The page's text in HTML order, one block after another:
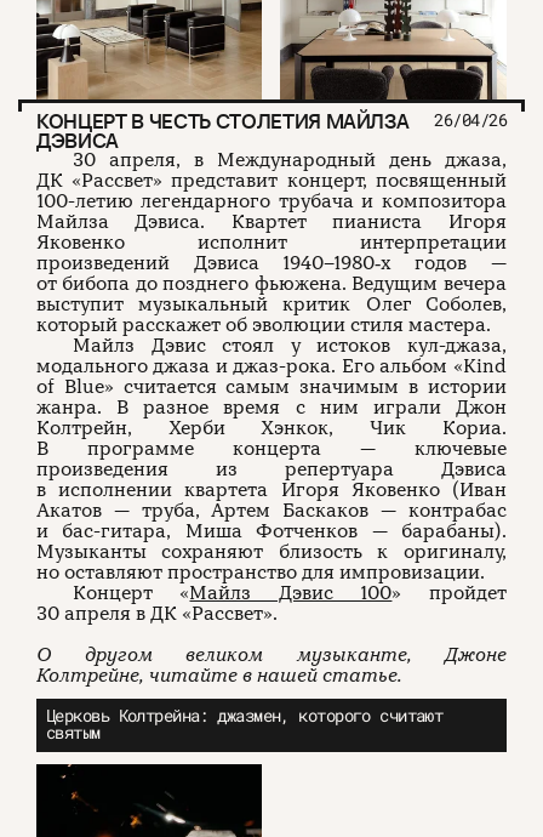
КОНЦЕРТ В ЧЕСТЬ СТОЛЕТИЯ МАЙЛЗА
ДЭВИСА
26/04/26
30 апреля, в Международный день джаза,
ДК «Рассвет» представит концерт, посвященный
100-летию легендарного трубача и композитора
Майлза Дэвиса. Квартет пианиста Игоря
Яковенко исполнит интерпретации
произведений Дэвиса 1940–1980‑х годов —
от бибопа до позднего фьюжена. Ведущим вечера
выступит музыкальный критик Олег Соболев,
который расскажет об эволюции стиля мастера.
Майлз Дэвис стоял у истоков кул-джаза,
модального джаза и джаз-рока. Его альбом «Kind
of Blue» считается самым значимым в истории
жанра. В разное время с ним играли Джон
Колтрейн, Херби Хэнкок, Чик Кориа.
В программе концерта — ключевые
произведения из репертуара Дэвиса
в исполнении квартета Игоря Яковенко (Иван
Акатов — труба, Артем Баскаков — контрабас
и бас-гитара, Миша Фотченков — барабаны).
Музыканты сохраняют близость к оригиналу,
но оставляют пространство для импровизации.
Концерт «Майлз Дэвис 100» пройдет
30 апреля в ДК «Рассвет».
О другом великом музыканте, Джоне
Колтрейне, читайте в нашей статье.
Церковь Колтрейна: джазмен, которого считают
святым